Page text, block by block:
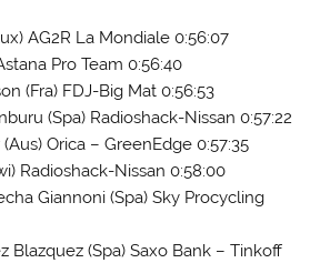
AG2R La Mondiale 0:56:07
Pro Team 0:56:40
(Fra) FDJ-Big Mat 0:56:53
(Spa) Radioshack-Nissan 0:57:22
Orica – GreenEdge 0:57:35
Radioshack-Nissan 0:58:00
Giannoni (Spa) Sky Procycling
Blazquez (Spa) Saxo Bank – Tinkoff